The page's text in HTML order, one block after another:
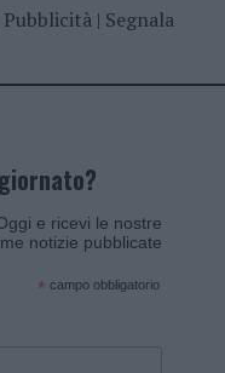
Pubblicità| Segnala
e ricevi le nostre
notizie pubblicate
* campo obbligatorio